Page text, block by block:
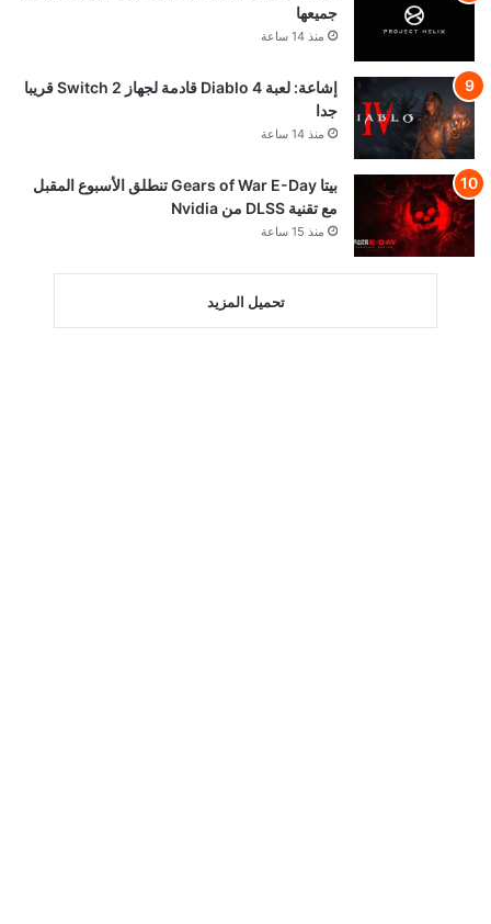
جميعها
منذ 14 ساعة
إشاعة: لعبة Diablo 4 قادمة لجهاز Switch 2 قريبا
جدا
منذ 14 ساعة
بيتا Gears of War E-Day تنطلق الأسبوع المقبل
مع تقنية DLSS من Nvidia
منذ 15 ساعة
تحميل المزيد